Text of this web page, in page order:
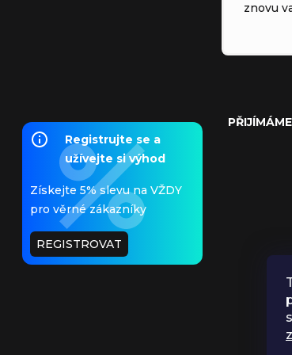
znovu
Registrujte se a
užívejte si výhod
Získejte 5% slevu na VŽDY
pro věrné zákazníky
REGISTROVAT